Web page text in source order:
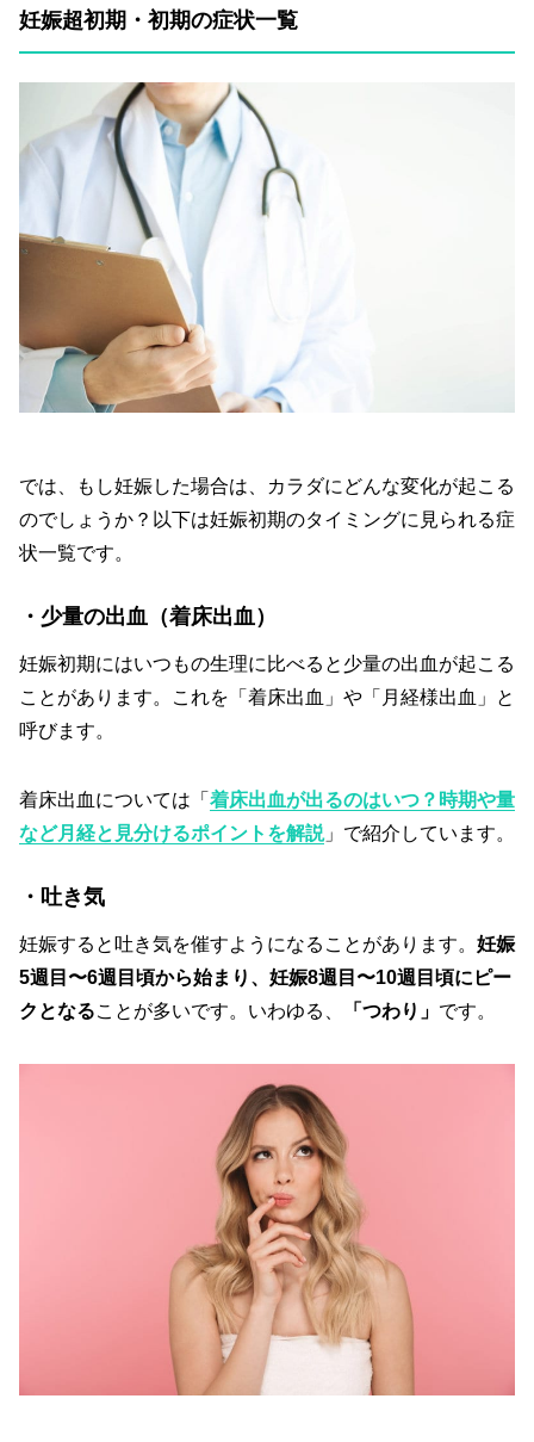
妊娠超初期・初期の症状一覧
では、もし妊娠した場合は、カラダにどんな変化が起こる
のでしょうか？以下は妊娠初期のタイミングに見られる症
状一覧です。
・少量の出血（着床出血）
妊娠初期にはいつもの生理に比べると少量の出血が起こる
ことがあります。これを「着床出血」や「月経様出血」と
呼びます。
着床出血については「 着床出血が出るのはいつ？時期や量
など月経と見分けるポイントを解説」で紹介しています。
・吐き気
妊娠すると吐き気を催すようになることがあります。 妊娠
5週目〜6週目頃から始まり、妊娠8週目〜10週目頃にピー
クとなることが多いです。いわゆる、 「つわり」 です。